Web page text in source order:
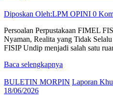
Diposkan Oleh:LPM OPINI 0
Persoalan Perpustakaan FIMEL
Nyaman, Realita yang Tidak
FISIP Undip menjadi salah satu
Baca selengkapnya
BULETIN MORPIN Laporan
18/06/2026